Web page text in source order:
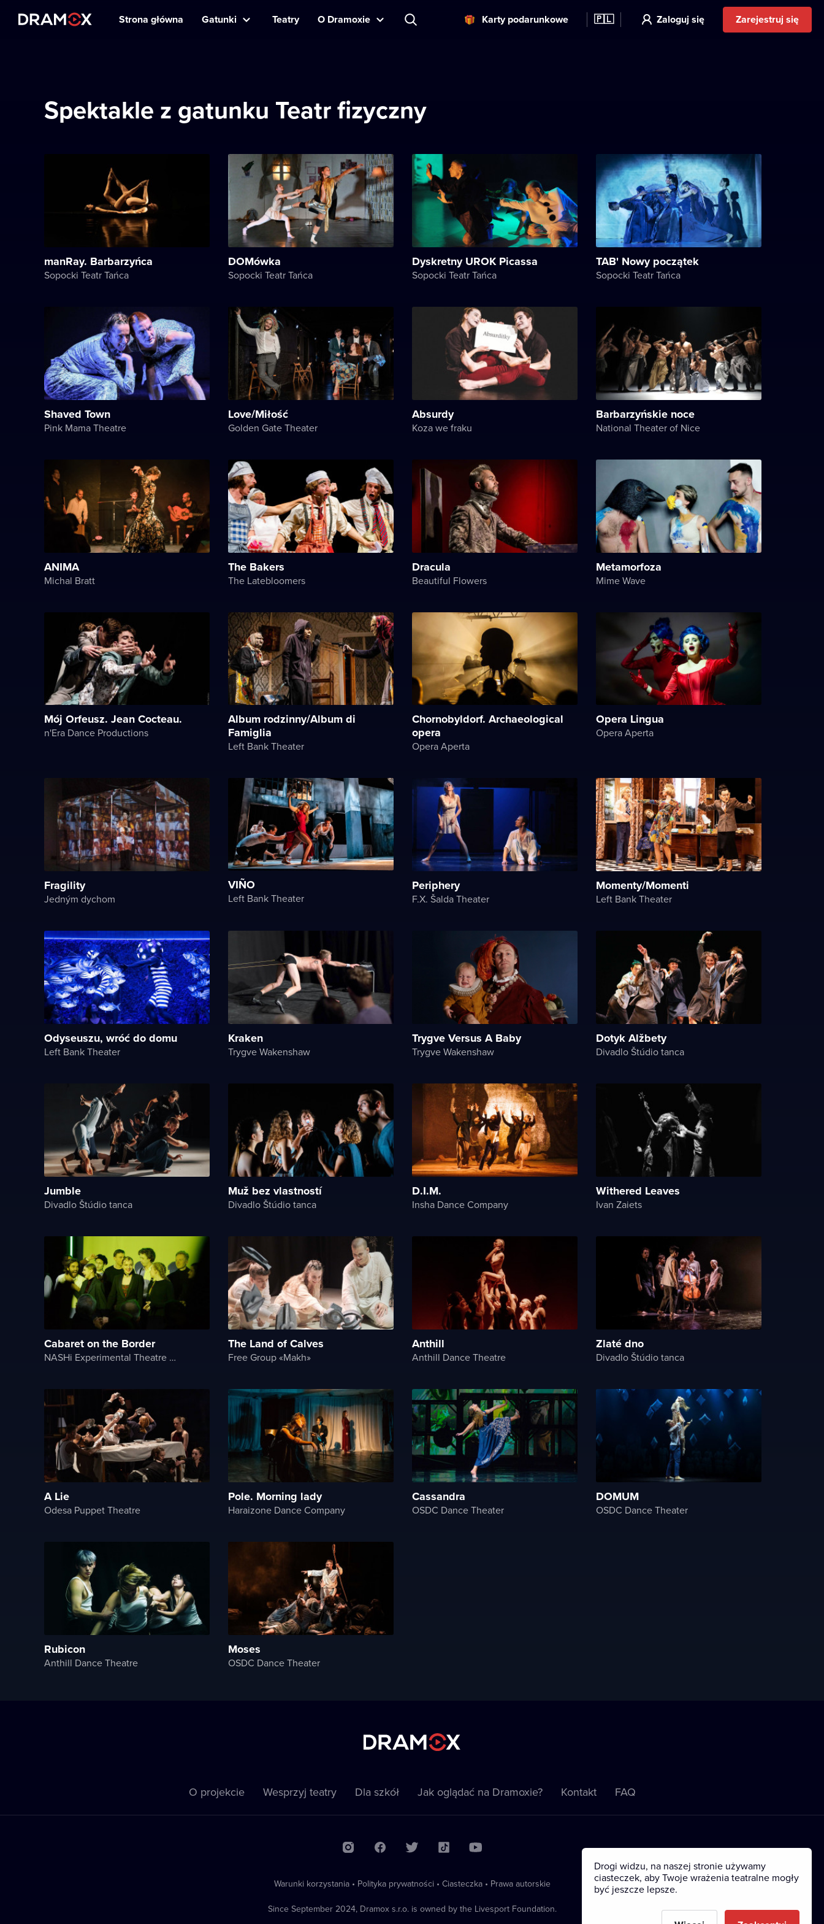
Strona główna Gatunki Teatry O Dramoxie Karty podarunkowe 🇵🇱 Zaloguj się Zarejestruj się
Spektakle z gatunku Teatr fizyczny
manRay. Barbarzyńca
Sopocki Teatr Tańca
DOMówka
Sopocki Teatr Tańca
Dyskretny UROK Picassa
Sopocki Teatr Tańca
TAB' Nowy początek
Sopocki Teatr Tańca
Shaved Town
Pink Mama Theatre
Love/Miłość
Golden Gate Theater
Absurdy
Koza we fraku
Barbarzyńskie noce
National Theater of Nice
ANIMA
Michal Bratt
The Bakers
The Latebloomers
Dracula
Beautiful Flowers
Metamorfoza
Mime Wave
Mój Orfeusz. Jean Cocteau.
n'Era Dance Productions
Album rodzinny/Album di
Famiglia
Left Bank Theater
Chornobyldorf. Archaeological
opera
Opera Aperta
Opera Lingua
Opera Aperta
Fragility
Jedným dychom
VIÑO
Left Bank Theater
Periphery
F.X. Šalda Theater
Momenty/Momenti
Left Bank Theater
Odyseuszu, wróć do domu
Left Bank Theater
Kraken
Trygve Wakenshaw
Trygve Versus A Baby
Trygve Wakenshaw
Dotyk Alžbety
Divadlo Štúdio tanca
Jumble
Divadlo Štúdio tanca
Muž bez vlastností
Divadlo Štúdio tanca
D.I.M.
Insha Dance Company
Withered Leaves
Ivan Zaiets
Cabaret on the Border
NASHi Experimental Theatre Club
The Land of Calves
Free Group «Makh»
Anthill
Anthill Dance Theatre
Zlaté dno
Divadlo Štúdio tanca
A Lie
Odesa Puppet Theatre
Pole. Morning lady
Haraizone Dance Company
Cassandra
OSDC Dance Theater
DOMUM
OSDC Dance Theater
Rubicon
Anthill Dance Theatre
Moses
OSDC Dance Theater
O projekcie Wesprzyj teatry Dla szkół Jak oglądać na Dramoxie? Kontakt FAQ
Warunki korzystania • Polityka prywatności • Ciasteczka• Prawa autorskie
Since September 2024, Dramox s.r.o. is owned by the Livesport Foundation.
Drogi widzu, na naszej stronie używamy
ciasteczek, aby Twoje wrażenia teatralne mogły
być jeszcze lepsze.